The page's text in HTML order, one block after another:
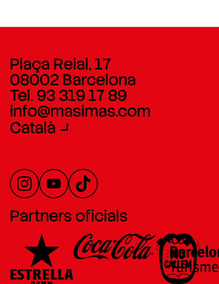
Plaça Reial, 17
08002 Barcelona
Tel. 93 319 17 89
info@masimas.com
Català
Partners oficials